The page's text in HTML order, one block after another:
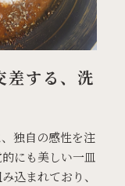
差する、洗
独自の感性を注
にも美しい一皿
込まれており、